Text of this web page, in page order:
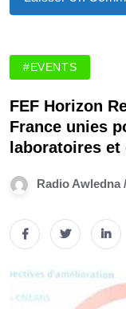
#EVENTS
FEF Horizon
France unies
laboratoires et
Radio Awledna /